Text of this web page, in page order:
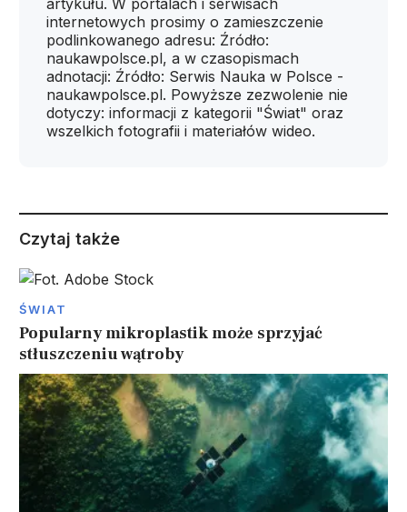
artykułu. W portalach i serwisach
internetowych prosimy o zamieszczenie
podlinkowanego adresu: Źródło:
naukawpolsce.pl, a w czasopismach
adnotacji: Źródło: Serwis Nauka w Polsce -
naukawpolsce.pl. Powyższe zezwolenie nie
dotyczy: informacji z kategorii "Świat" oraz
wszelkich fotografii i materiałów wideo.
Czytaj także
ŚWIAT
Popularny mikroplastik może sprzyjać
stłuszczeniu wątroby